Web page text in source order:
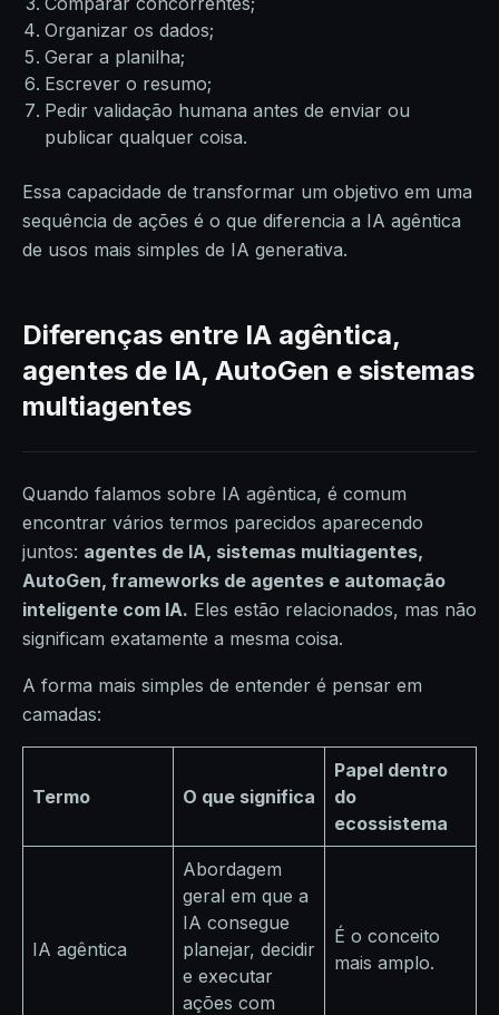
Organizar os dados;
Gerar a planilha;
Escrever o resumo;
Pedir validação humana antes de enviar ou
publicar qualquer coisa.
Essa capacidade de transformar um objetivo em uma
sequência de ações é o que diferencia a IA agêntica
de usos mais simples de IA generativa.
Diferenças entre IA agêntica,
agentes de IA, AutoGen e sistemas
multiagentes
Quando falamos sobre IA agêntica, é comum
encontrar vários termos parecidos aparecendo
juntos: agentes de IA, sistemas multiagentes,
AutoGen, frameworks de agentes e automação
inteligente com IA. Eles estão relacionados, mas não
significam exatamente a mesma coisa.
A forma mais simples de entender é pensar em
camadas:
Termo O que significa
Papel dentro
do
ecossistema
IA agêntica
Abordagem
geral em que a
IA consegue
planejar, decidir
e executar
ações com
É o conceito
mais amplo.